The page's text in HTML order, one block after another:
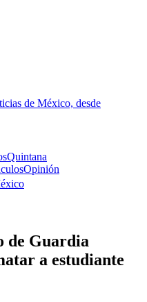
de México, desde
Quintana
Opinión
de Guardia
a estudiante